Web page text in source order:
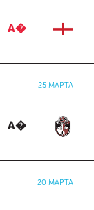
А�
25 МАРТА
А�
20 МАРТА